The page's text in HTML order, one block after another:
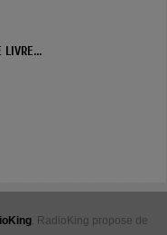
LIVRE...
. RadioKing propose de